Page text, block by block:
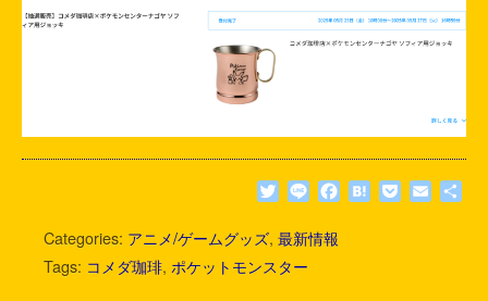
T
i
t
L
n
e
F
H
P
E
Categories: アニメ/ゲームグッズ, 最新情報
Tags: コメダ珈琲, ポケットモンスター